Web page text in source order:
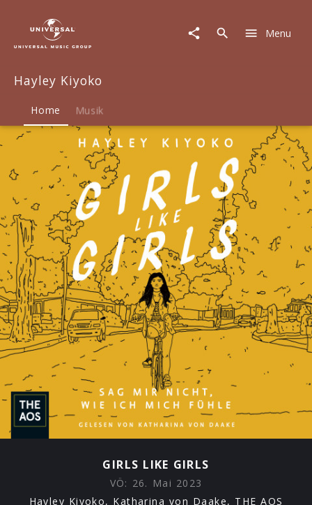
Musik
Merch
Menu
Hayley Kiyoko
Home Musik
GIRLS LIKE GIRLS
VÖ: 26. Mai 2023
Hayley Kiyoko, Katharina von Daake, THE AOS